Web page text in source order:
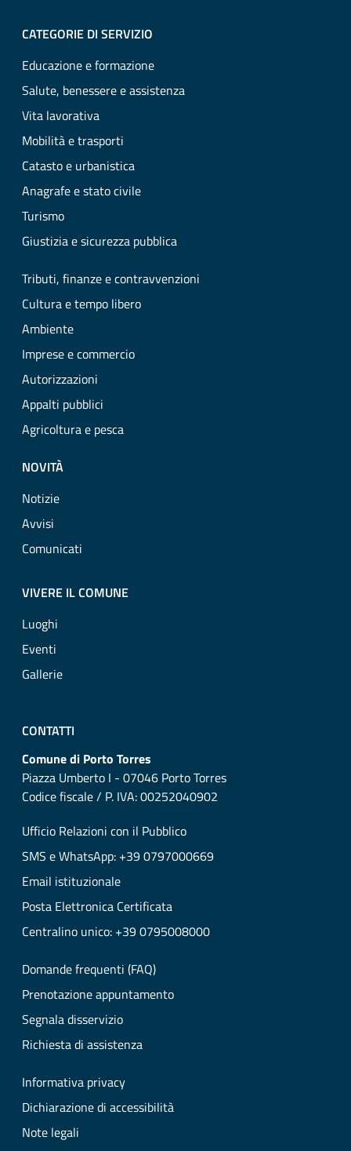
CATEGORIE DI SERVIZIO
Educazione e formazione
Salute, benessere e assistenza
Vita lavorativa
Mobilità e trasporti
Catasto e urbanistica
Anagrafe e stato civile
Turismo
Giustizia e sicurezza pubblica
Tributi, finanze e contravvenzioni
Cultura e tempo libero
Ambiente
Imprese e commercio
Autorizzazioni
Appalti pubblici
Agricoltura e pesca
NOVITÀ
Notizie
Avvisi
Comunicati
VIVERE IL COMUNE
Luoghi
Eventi
Gallerie
CONTATTI
Comune di Porto Torres
Piazza Umberto I - 07046 Porto Torres
Codice fiscale / P. IVA: 00252040902
Ufficio Relazioni con il Pubblico
SMS e WhatsApp: +39 0797000669
Email istituzionale
Posta Elettronica Certificata
Centralino unico: +39 0795008000
Domande frequenti (FAQ)
Prenotazione appuntamento
Segnala disservizio
Richiesta di assistenza
Informativa privacy
Dichiarazione di accessibilità
Note legali